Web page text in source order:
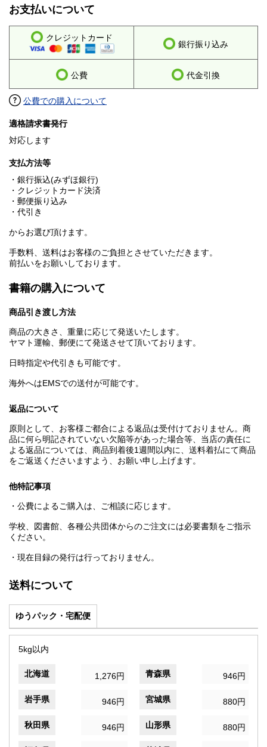
お支払いについて
クレジットカード
銀行振り込み
公費 代金引換
公費での購入について
適格請求書発行
対応します
支払方法等
・銀行振込(みずほ銀行)
・クレジットカード決済
・郵便振り込み
・代引き
からお選び頂けます。
手数料、送料はお客様のご負担とさせていただきます。
前払いをお願いしております。
書籍の購入について
商品引き渡し方法
商品の大きさ、重量に応じて発送いたします。
ヤマト運輸、郵便にて発送させて頂いております。
日時指定や代引きも可能です。
海外へはEMSでの送付が可能です。
返品について
原則として、お客様ご都合による返品は受付けておりません。商
品に何ら明記されていない欠陥等があった場合等、当店の責任に
よる返品については、商品到着後1週間以内に、送料着払にて商品
をご返送くださいますよう、お願い申し上げます。
他特記事項
・公費によるご購入は、ご相談に応じます。
学校、図書館、各種公共団体からのご注文には必要書類をご指示
ください。
・現在目録の発行は行っておりません。
送料について
ゆうパック・宅配便
5kg以内
北海道 1,276円 青森県 946円
岩手県 946円 宮城県 880円
秋田県 946円 山形県 880円